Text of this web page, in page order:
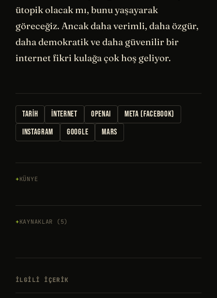
ütopik olacak mı, bunu yaşayarak
göreceğiz. Ancak daha verimli, daha özgür,
daha demokratik ve daha güvenilir bir
internet fikri kulağa çok hoş geliyor.
TARIH İNTERNET OPENAI
META (FACEBOOK)
INSTAGRAM
GOOGLE MARS
KÜNYE
KAYNAKLAR (5)
İLGILI IÇERIK